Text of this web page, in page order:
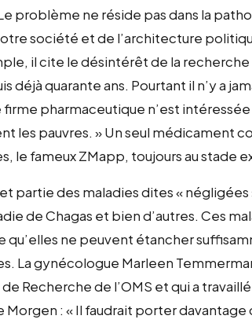
problème ne réside pas dans la
société et de l’architecture
il cite le désintérêt de la recherche
déjà quarante ans. Pourtant il n’y a
firme pharmaceutique n’est
les pauvres. » Un seul médicament
le fameux ZMapp, toujours au stade
partie des maladies dites «
de Chagas et bien d’autres. Ces
qu’elles ne peuvent étancher
La gynécologue Marleen
Recherche de l’OMS et qui a
Morgen : « Il faudrait porter